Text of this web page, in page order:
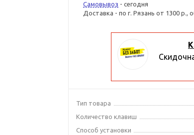
Самовывоз - сегодня
Доставка - по г. Рязань от 1300 р.,
Тип товара
Количество клавиш
Способ установки